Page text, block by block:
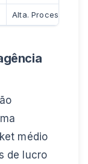
Alta. Processos
médio
de lucro